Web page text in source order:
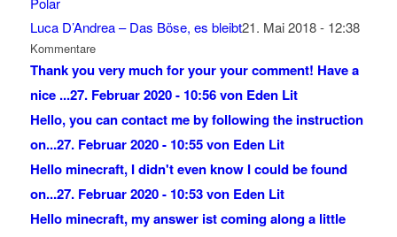
Luca D’Andrea – Das Böse, es bleibt21. Mai 2018 - 12:38
Kommentare
Thank you very much for your your comment! Have a
nice ...27. Februar 2020 - 10:56 von Eden Lit
Hello, you can contact me by following the instruction
on...27. Februar 2020 - 10:55 von Eden Lit
Hello minecraft, I didn't even know I could be found
on...27. Februar 2020 - 10:53 von Eden Lit
Hello minecraft, my answer ist coming along a little